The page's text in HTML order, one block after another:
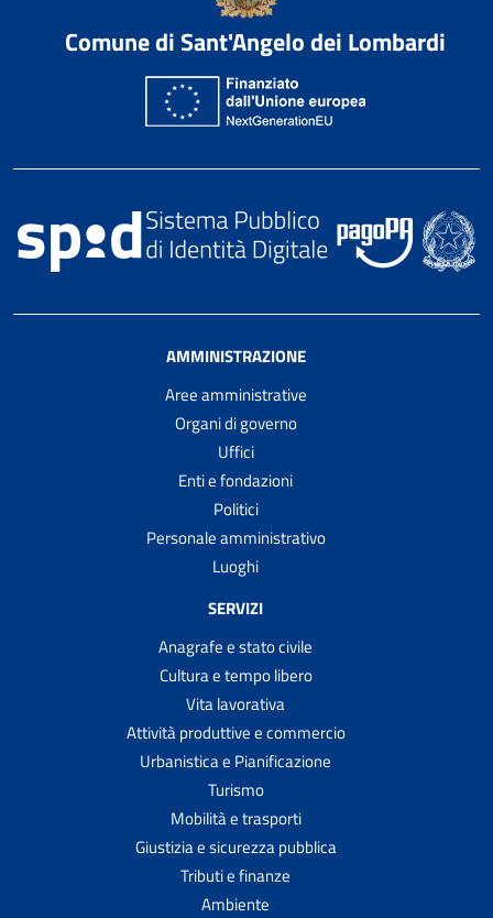
Comune di Sant'Angelo dei Lombardi
AMMINISTRAZIONE
Aree amministrative
Organi di governo
Uffici
Enti e fondazioni
Politici
Personale amministrativo
Luoghi
SERVIZI
Anagrafe e stato civile
Cultura e tempo libero
Vita lavorativa
Attività produttive e commercio
Urbanistica e Pianificazione
Turismo
Mobilità e trasporti
Giustizia e sicurezza pubblica
Tributi e finanze
Ambiente